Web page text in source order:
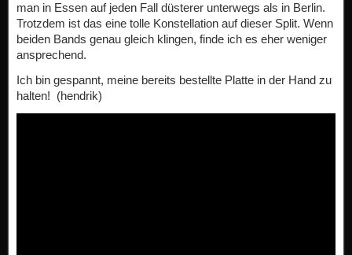
man in Essen auf jeden Fall düsterer unterwegs als in Berlin.
Trotzdem ist das eine tolle Konstellation auf dieser Split. Wenn
beiden Bands genau gleich klingen, finde ich es eher weniger
ansprechend.
Ich bin gespannt, meine bereits bestellte Platte in der Hand zu
halten! (hendrik)